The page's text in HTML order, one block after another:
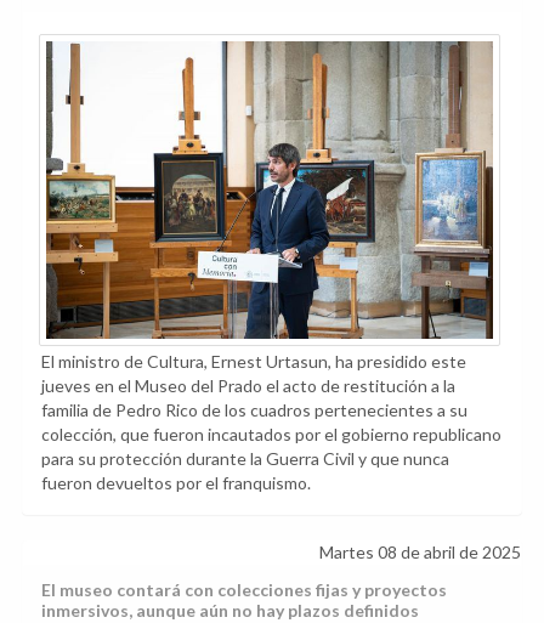
El ministro de Cultura, Ernest Urtasun, ha presidido este
jueves en el Museo del Prado el acto de restitución a la
familia de Pedro Rico de los cuadros pertenecientes a su
colección, que fueron incautados por el gobierno republicano
para su protección durante la Guerra Civil y que nunca
fueron devueltos por el franquismo.
Martes 08 de abril de 2025
El museo contará con colecciones fijas y proyectos
inmersivos, aunque aún no hay plazos definidos